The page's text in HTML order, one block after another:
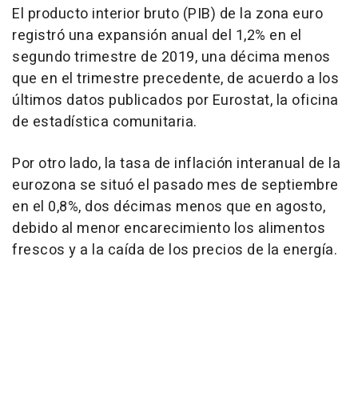
El producto interior bruto (PIB) de la zona euro
registró una expansión anual del 1,2% en el
segundo trimestre de 2019, una décima menos
que en el trimestre precedente, de acuerdo a los
últimos datos publicados por Eurostat, la oficina
de estadística comunitaria.
Por otro lado, la tasa de inflación interanual de la
eurozona se situó el pasado mes de septiembre
en el 0,8%, dos décimas menos que en agosto,
debido al menor encarecimiento los alimentos
frescos y a la caída de los precios de la energía.